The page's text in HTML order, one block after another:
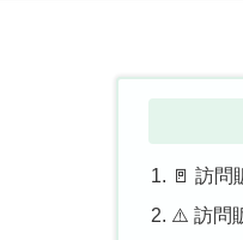
🚪 訪問
⚠️ 訪問